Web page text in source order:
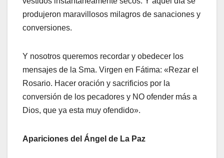
produjeron maravillosos milagros de sanaciones y
conversiones.
Y nosotros queremos recordar y obedecer los
mensajes de la Sma. Virgen en Fátima: «Rezar el
Rosario. Hacer oración y sacrificios por la
conversión de los pecadores y NO ofender más a
Dios, que ya esta muy ofendido».
Apariciones del Ángel de La Paz